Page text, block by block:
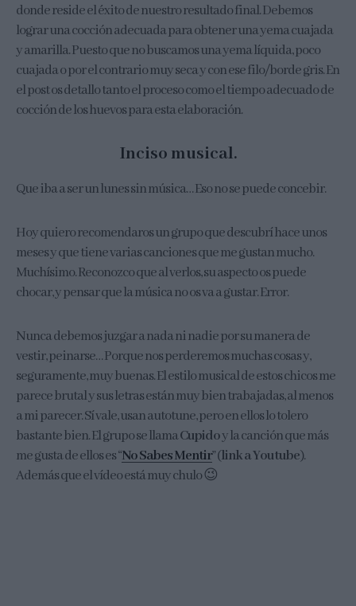
donde reside el éxito de nuestro resultado final. Debemos
lograr una cocción adecuada para obtener una yema cuajada
y amarilla. Puesto que no buscamos una yema líquida, poco
cuajada o por el contrario muy seca y con ese filo/borde gris. En
el post os detallo tanto el proceso como el tiempo adecuado de
cocción de los huevos para esta elaboración.
Inciso musical.
Que iba a ser un lunes sin música… Eso no se puede concebir.
Hoy quiero recomendaros un grupo que descubrí hace unos
meses y que tiene varias canciones que me gustan mucho.
Muchísimo. Reconozco que al verlos, su aspecto os puede
chocar, y pensar que la música no os va a gustar. Error.
Nunca debemos juzgar a nada ni nadie por su manera de
vestir, peinarse… Porque nos perderemos muchas cosas y,
seguramente, muy buenas. El estilo musical de estos chicos me
parece brutal y sus letras están muy bien trabajadas, al menos
a mi parecer. Sí vale, usan autotune, pero en ellos lo tolero
bastante bien. El grupo se llamaCupidoy la canción que más
me gusta de ellos es “No Sabes Mentir” (link a Youtube).
Además que el vídeo está muy chulo 😉